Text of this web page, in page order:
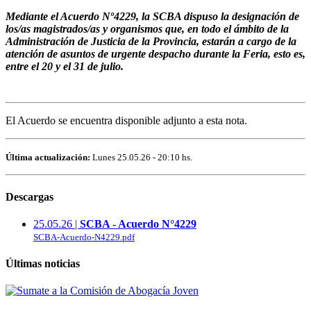
Mediante el Acuerdo Nº4229, la SCBA dispuso la designación de
los/as magistrados/as y organismos que, en todo el ámbito de la
Administración de Justicia de la Provincia, estarán a cargo de la
atención de asuntos de urgente despacho durante la Feria, esto es,
entre el 20 y el 31 de julio.
El Acuerdo se encuentra disponible adjunto a esta nota.
Última actualización: Lunes 25.05.26 - 20:10 hs.
Descargas
25.05.26 | SCBA - Acuerdo N°4229
SCBA-Acuerdo-N4229.pdf
Últimas noticias